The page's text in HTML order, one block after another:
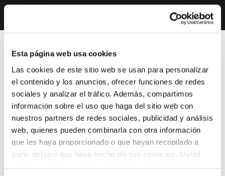
Esta página web usa cookies
Las cookies de este sitio web se usan para personalizar
el contenido y los anuncios, ofrecer funciones de redes
sociales y analizar el tráfico. Además, compartimos
información sobre el uso que haga del sitio web con
nuestros partners de redes sociales, publicidad y análisis
web, quienes pueden combinarla con otra información
que les haya proporcionado o que hayan recopilado a
partir del uso que haya hecho de sus servicios. Usted